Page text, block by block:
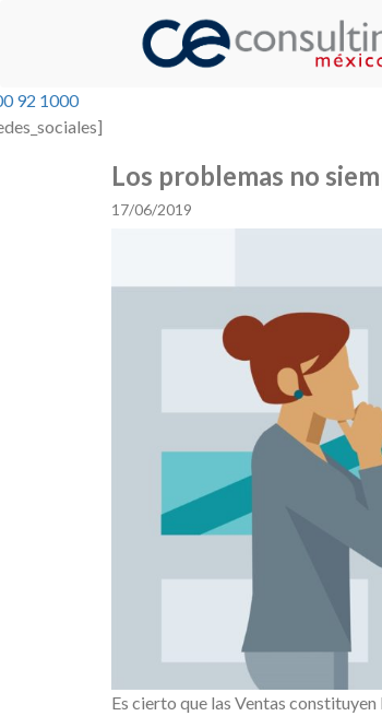
92 1000
Los problemas no
17/06/2019
Es cierto que las Ventas